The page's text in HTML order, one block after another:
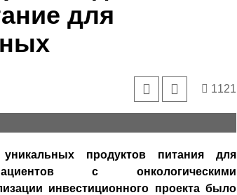
для
1121
продуктов питания для
с онкологическими
инвестиционного проекта было